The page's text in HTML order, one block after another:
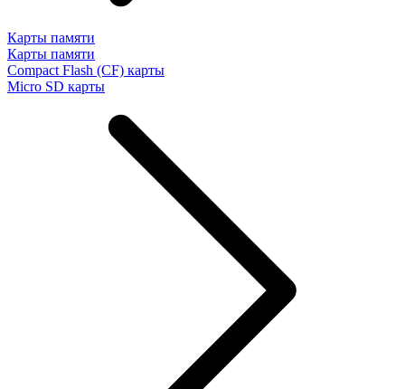
Карты памяти
Карты памяти
Compact Flash (CF) карты
Micro SD карты